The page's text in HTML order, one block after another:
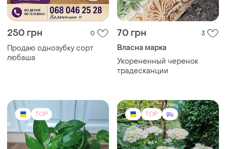
250 грн 0
Продаю однозубку сорт
любаша
70 грн 3
Власна марка
Укорененный черенок
традесканции
TOP TOP